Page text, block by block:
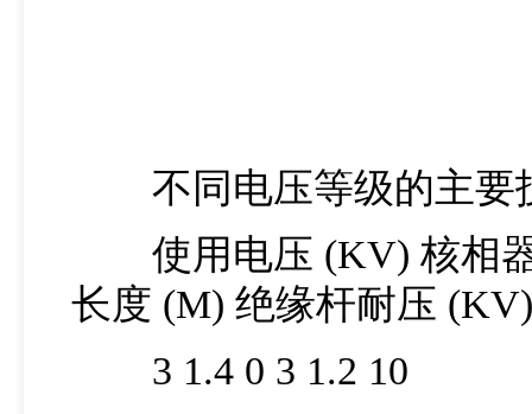
不同电压等级的主要
使用电压 (KV) 核相器
长度 (M) 绝缘杆耐压 (KV)
3 1.4 0 3 1.2 10